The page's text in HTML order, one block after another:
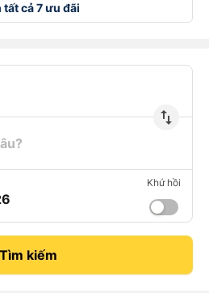
tất cả 7 ưu đãi
import_export
Khứ hồi
Tìm kiếm